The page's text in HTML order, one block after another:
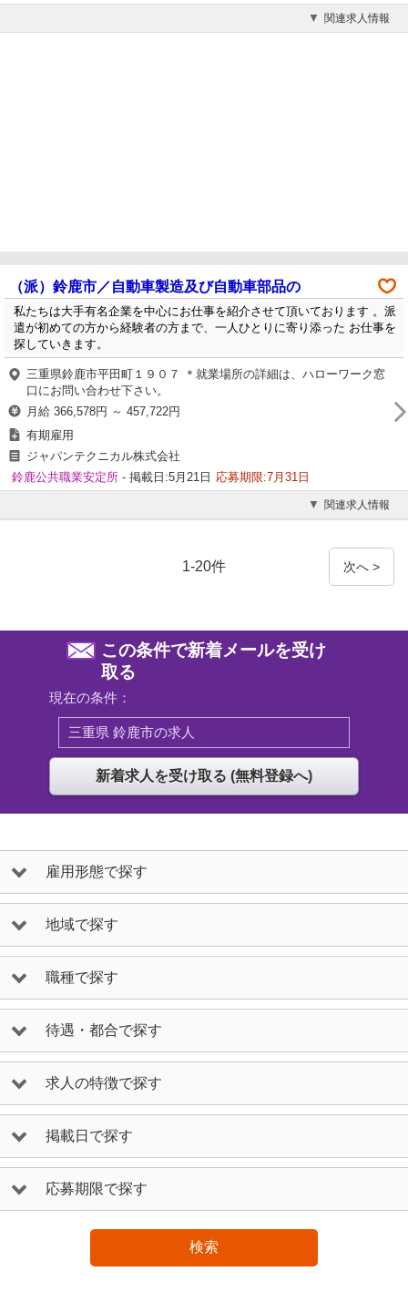
関連求人情報
（派）鈴鹿市／自動車製造及び自動車部品の
私たちは大手有名企業を中心にお仕事を紹介させて頂いております 。派
遣が初めての方から経験者の方まで、一人ひとりに寄り添った お仕事を
探していきます。
三重県鈴鹿市平田町１９０７ ＊就業場所の詳細は、ハローワーク窓
口にお問い合わせ下さい。
月給 366,578円 ～ 457,722円
有期雇用
ジャパンテクニカル株式会社
鈴鹿公共職業安定所 - 掲載日:5月21日 応募期限:7月31日
関連求人情報
1-20件 次へ >
この条件で新着メールを受け
取る
現在の条件：
三重県 鈴鹿市の求人
雇用形態で探す
地域で探す
職種で探す
待遇・都合で探す
求人の特徴で探す
掲載日で探す
応募期限で探す
検索